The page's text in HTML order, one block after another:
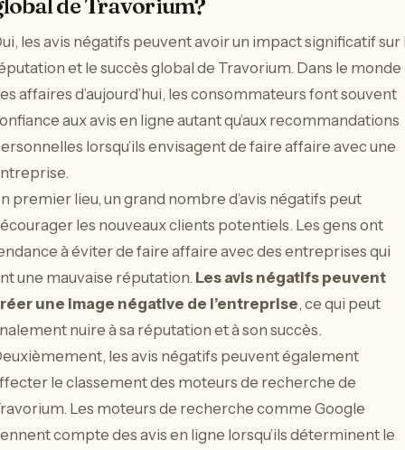
les avis négatifs peuvent avoir un impact significatif sur
et le succès global de Travorium. Dans le monde
affaires d’aujourd’hui, les consommateurs font souvent
aux avis en ligne autant qu’aux recommandations
lorsqu’ils envisagent de faire affaire avec une
premier lieu, un grand nombre d’avis négatifs peut
les nouveaux clients potentiels. Les gens ont
à éviter de faire affaire avec des entreprises qui
une mauvaise réputation. Les avis négatifs peuvent
une image négative de l’entreprise, ce qui peut
nuire à sa réputation et à son succès.
les avis négatifs peuvent également
le classement des moteurs de recherche de
Les moteurs de recherche comme Google
compte des avis en ligne lorsqu’ils déterminent le